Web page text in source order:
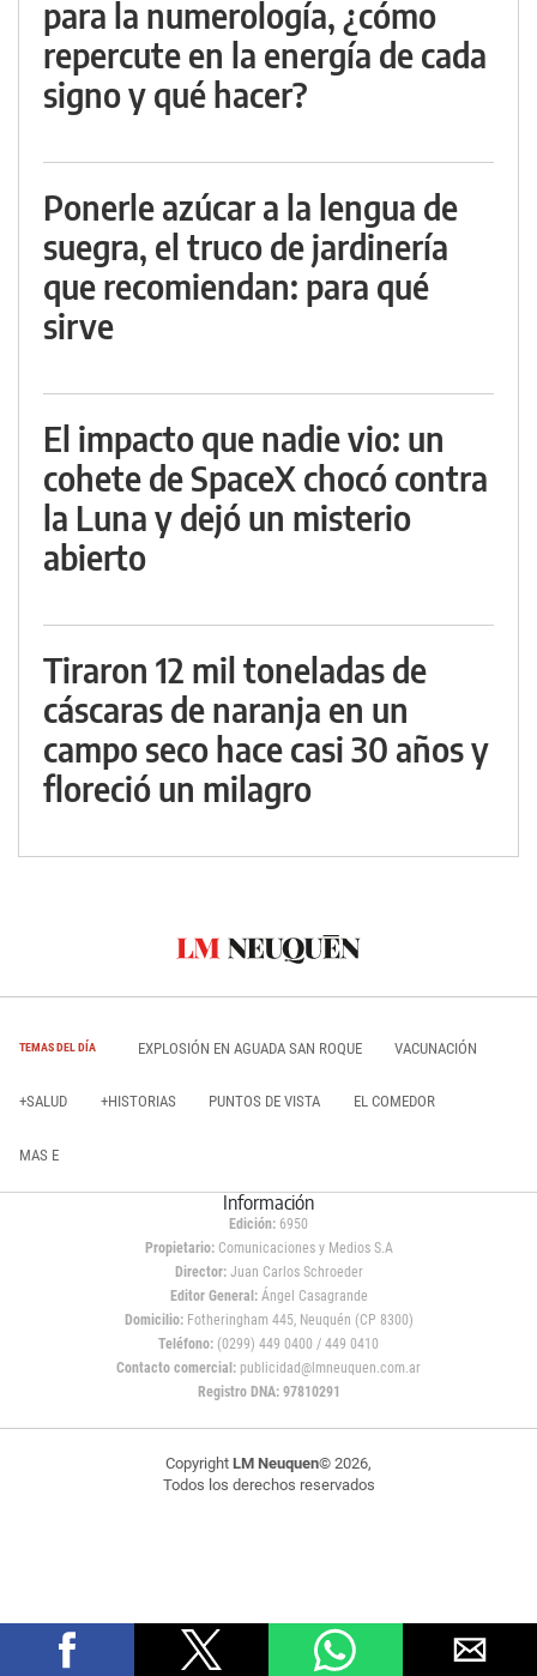
para la numerología, ¿cómo
repercute en la energía de cada
signo y qué hacer?
Ponerle azúcar a la lengua de
suegra, el truco de jardinería
que recomiendan: para qué
sirve
El impacto que nadie vio: un
cohete de SpaceX chocó contra
la Luna y dejó un misterio
abierto
Tiraron 12 mil toneladas de
cáscaras de naranja en un
campo seco hace casi 30 años y
floreció un milagro
TEMAS DEL DÍA EXPLOSIÓN EN AGUADA SAN ROQUE VACUNACIÓN
+SALUD +HISTORIAS PUNTOS DE VISTA EL COMEDOR
MAS E
Información
Edición: 6950
Propietario:Comunicaciones y Medios S.A
Director: Juan Carlos Schroeder
Editor General:Ángel Casagrande
Domicilio:Fotheringham 445, Neuquén (CP 8300)
Teléfono: (0299) 449 0400 / 449 0410
Contacto comercial: publicidad@lmneuquen.com.ar
Registro DNA: 97810291
Copyright LM Neuquen© 2026,
Todos los derechos reservados